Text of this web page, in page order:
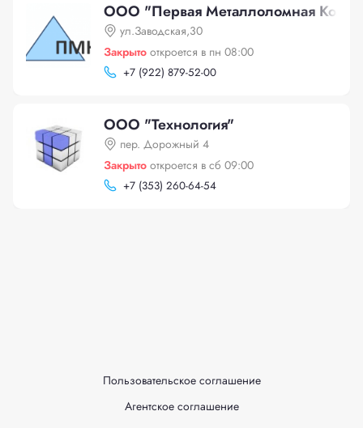
ООО "Первая Металлоломная
ул.Заводская,30
Закрыто откроется в пн 08:00
+7 (922) 879-52-00
ООО "Технология"
пер. Дорожный 4
Закрыто откроется в сб 09:00
+7 (353) 260-64-54
Пользовательское соглашение
Агентское соглашение